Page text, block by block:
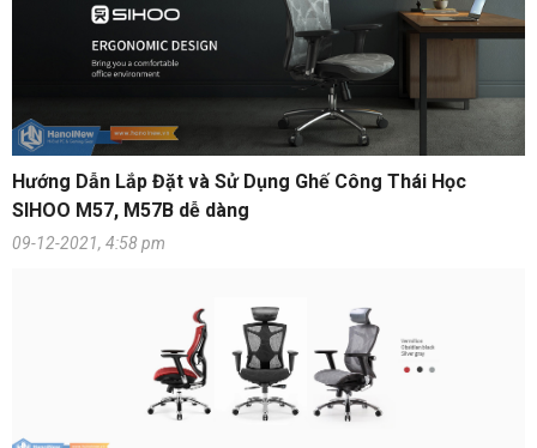
Hướng Dẫn Lắp Đặt và Sử Dụng Ghế Công Thái Học
SIHOO M57, M57B dễ dàng
09-12-2021, 4:58 pm